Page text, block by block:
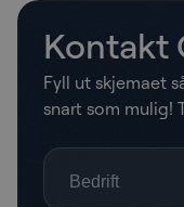
Kontakt
Fyll ut skjemaet
snart som mulig!